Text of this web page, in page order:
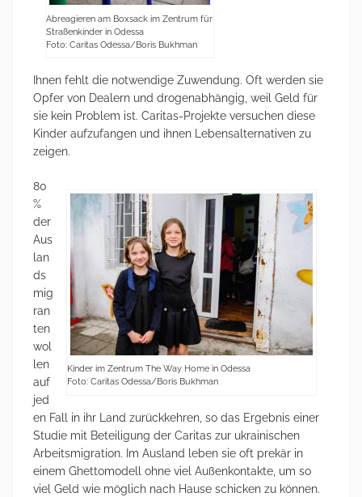
Abreagieren am Boxsack im Zentrum für
Straßenkinder in Odessa
Foto: Caritas Odessa/Boris Bukhman
Ihnen fehlt die notwendige Zuwendung. Oft werden sie
Opfer von Dealern und drogenabhängig, weil Geld für
sie kein Problem ist. Caritas-Projekte versuchen diese
Kinder aufzufangen und ihnen Lebensalternativen zu
zeigen.
Kinder im Zentrum The Way Home in Odessa
Foto: Caritas Odessa/Boris Bukhman
80
%
der
Aus
lan
ds
mig
ran
ten
wol
len
auf
jed
en Fall in ihr Land zurückkehren, so das Ergebnis einer
Studie mit Beteiligung der Caritas zur ukrainischen
Arbeitsmigration. Im Ausland leben sie oft prekär in
einem Ghettomodell ohne viel Außenkontakte, um so
viel Geld wie möglich nach Hause schicken zu können.